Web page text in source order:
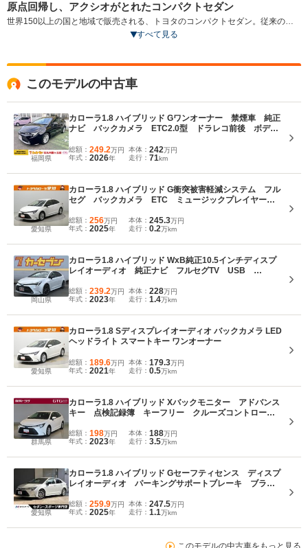
原点回帰し、アクシオがとれたコンパクトセダン
世界150以上の国と地域で販売される、トヨタのコンパクトセダン。従来のカ
ローラアクシオから車名が変更され、カローラとして生まれ変わっている。
される。後者には10速シーケンシャルシフトマチック付CVT-iに加え、6速MTも
用意される。国内トヨタブランドでは初となる、ディスプレイオーディオが装
備され、スマホとの連携により、日常利用している地図アプリや音楽などを車
内ディスプレイで操作、利用が可能になった。（2019.9）
すべて見る
このモデルの中古車
福岡県
カローラ1.8 ハイブリッド Gワンオーナー 禁煙車 純正
ナビ バックカメラ ETC2.0型 ドラレコ前後 ボディ
止支援システム クルーズコントロール スマートキ
ー LEDヘッドライト
総額： 249.2万円
年式： 2026年
本体： 242万円
走行： 71km
愛知県
カローラ1.8 ハイブリッド G衝突被害軽減システム フル
セグ バックカメラ ETC ミュージックプレイヤー接
プ スマートキー キーレス ハイブリッド ワンオー
ナー
総額： 256万円
年式： 2025年
本体： 245.3万円
走行： 0.2万km
岡山県
カローラ1.8 ハイブリッド WxB純正10.5インチディスプ
レイオーディオ 純正ナビ フルセグTV USB
コントロール 衝突軽減ブレーキ クリアランスソナ
ー LEDヘッドライト 1オーナー
総額： 239.2万円
年式： 2023年
本体： 228万円
走行： 1.4万km
愛知県
カローラ1.8 Sディスプレイオーディオ バックカメラ LED
ヘッドライト スマートキー ワンオーナー
総額： 189.6万円
年式： 2021年
本体： 179.3万円
走行： 0.5万km
群馬県
カローラ1.8 ハイブリッド Xバックモニター アドバンス
キー 点検記録簿 キーフリー クルーズコントロー
総額： 198万円
年式： 2023年
本体： 188万円
走行： 3.5万km
愛知県
カローラ1.8 ハイブリッド Gセーフティセンス ディスプ
レイオーディオ パーキングサポートブレーキ ブライ
チアルミ 純正革巻ステアリング スマートエントリ
ー 禁煙車 ETC
総額： 259.9万円
年式： 2025年
本体： 247.5万円
走行： 1.1万km
このモデルの中古車をもっと見る